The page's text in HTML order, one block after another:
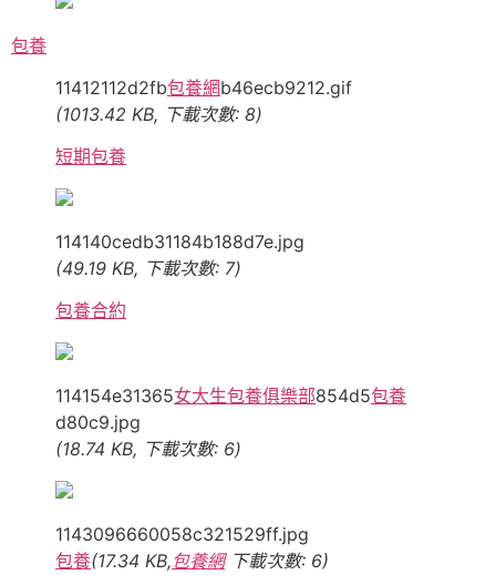
包養
11412112d2fb包養網b46ecb9212.gif
(1013.42 KB, 下載次數: 8)
短期包養
114140cedb31184b188d7e.jpg
(49.19 KB, 下載次數: 7)
包養合約
114154e31365女大生包養俱樂部854d5包養
d80c9.jpg
(18.74 KB, 下載次數: 6)
1143096660058c321529ff.jpg
包養(17.34 KB,包養網下載次數: 6)